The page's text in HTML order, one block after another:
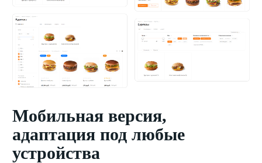
Мобильная версия,
адаптация под любые
устройства